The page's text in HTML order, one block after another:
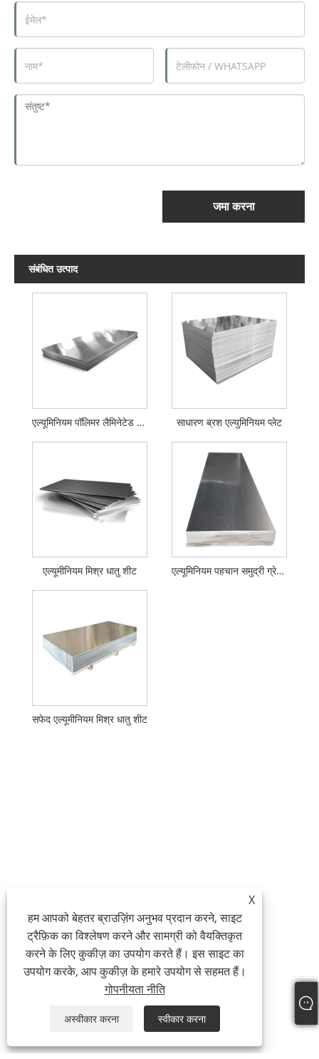
जमा करना
संबंधित उत्पाद
एल्यूमिनियम पॉलिमर लैमिनेटेड बोर्ड एक्सट्रूडेड शीट साधारण ब्रश एल्युमिनियम प्लेट
एल्यूमीनियम मिश्र धातु शीट एल्यूमिनियम पहचान समुद्री ग्रेड एल्यूमिनियम मिश्र धातु प्लेट
सफेद एल्यूमीनियम मिश्र धातु शीट
X
हम आपको बेहतर ब्राउज़िंग अनुभव प्रदान करने, साइट
ट्रैफ़िक का विश्लेषण करने और सामग्री को वैयक्तिकृत
करने के लिए कुकीज़ का उपयोग करते हैं। इस साइट का
उपयोग करके, आप कुकीज़ के हमारे उपयोग से सहमत हैं।
गोपनीयता नीति
अस्वीकार करना स्वीकार करना